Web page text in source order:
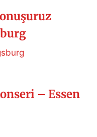
– Essen